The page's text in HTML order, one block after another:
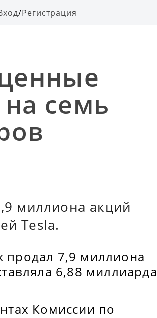
/Регистрация
семь
миллиона акций
Tesla.
7,9 миллиона
6,88 миллиарда
Комиссии по